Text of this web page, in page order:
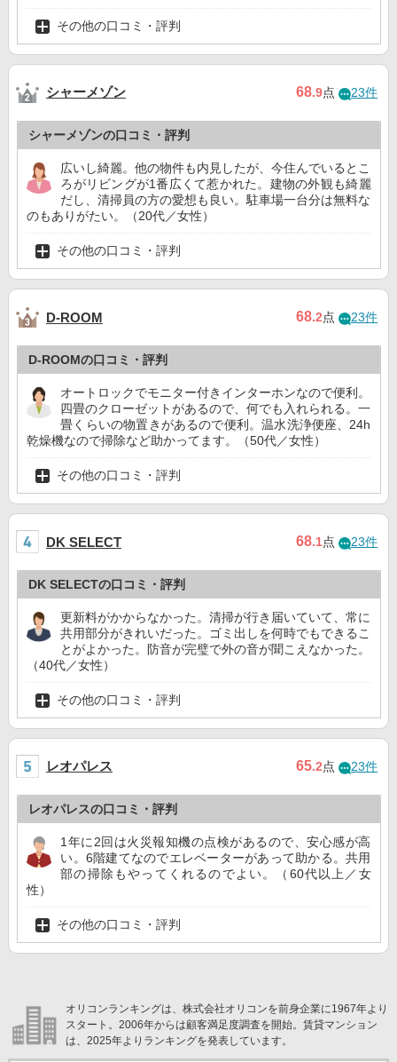
その他の口コミ・評判
シャーメゾン 68.9点 23件
シャーメゾンの口コミ・評判
広いし綺麗。他の物件も内見したが、今住んでいるとこ
ろがリビングが1番広くて惹かれた。建物の外観も綺麗
だし、清掃員の方の愛想も良い。駐車場一台分は無料な
のもありがたい。（20代／女性）
その他の口コミ・評判
D-ROOM 68.2点 23件
D-ROOMの口コミ・評判
オートロックでモニター付きインターホンなので便利。
四畳のクローゼットがあるので、何でも入れられる。一
畳くらいの物置きがあるので便利。温水洗浄便座、24h
乾燥機なので掃除など助かってます。（50代／女性）
その他の口コミ・評判
DK SELECT 68.1点 23件
DK SELECTの口コミ・評判
更新料がかからなかった。清掃が行き届いていて、常に
共用部分がきれいだった。ゴミ出しを何時でもできるこ
とがよかった。防音が完璧で外の音が聞こえなかった。
（40代／女性）
その他の口コミ・評判
レオパレス 65.2点 23件
レオパレスの口コミ・評判
1年に2回は火災報知機の点検があるので、安心感が高
い。6階建てなのでエレベーターがあって助かる。共用
部の掃除もやってくれるのでよい。（60代以上／女
性）
その他の口コミ・評判
オリコンランキングは、株式会社オリコンを前身企業に1967年より
スタート。2006年からは顧客満足度調査を開始。賃貸マンション
は、2025年よりランキングを発表しています。